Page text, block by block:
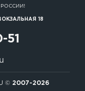
18
51
© 2007-2026